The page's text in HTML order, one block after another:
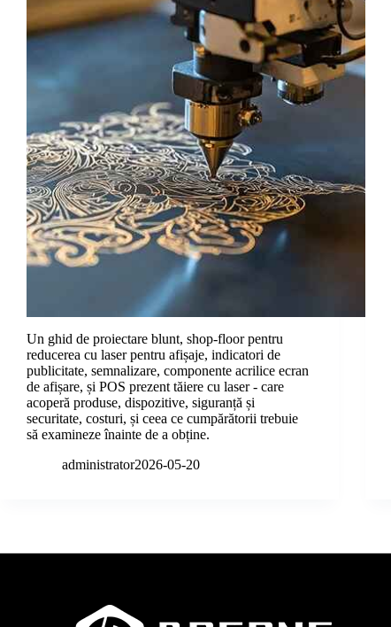
Un ghid de proiectare blunt, shop-floor pentru
reducerea cu laser pentru afișaje, indicatori de
publicitate, semnalizare, componente acrilice ecran
de afișare, și POS prezent tăiere cu laser - care
acoperă produse, dispozitive, siguranță și
securitate, costuri, și ceea ce cumpărătorii trebuie
să examineze înainte de a obține.
administrator2026-05-20